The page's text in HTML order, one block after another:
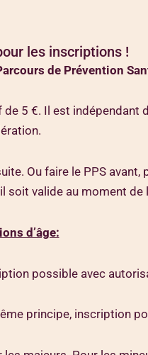
les inscriptions !
de Prévention
de 5 €. Il est
Ou faire le PPS
soit valide au moment de
d’âge:
possible avec
principe, inscription